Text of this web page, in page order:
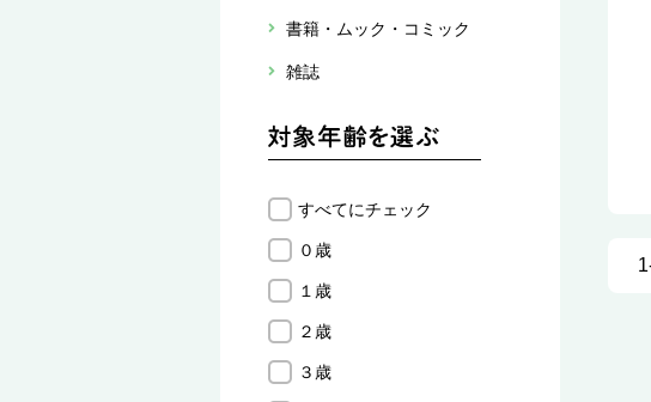
書籍・ムック・コミック
雑誌
すべてにチェック
０歳
１歳
２歳
３歳